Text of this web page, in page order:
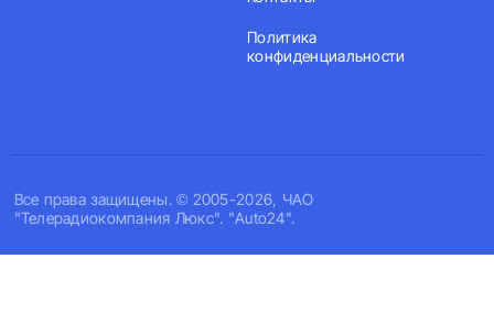
Все права защищены. © 2005-2026, ЧАО
"Телерадиокомпания Люкс". "Auto24".
Политика
конфиденциальности